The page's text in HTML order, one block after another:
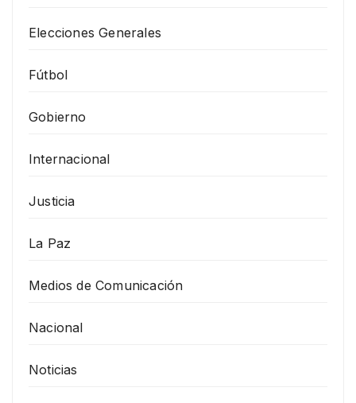
Elecciones Generales
Fútbol
Gobierno
Internacional
Justicia
La Paz
Medios de Comunicación
Nacional
Noticias